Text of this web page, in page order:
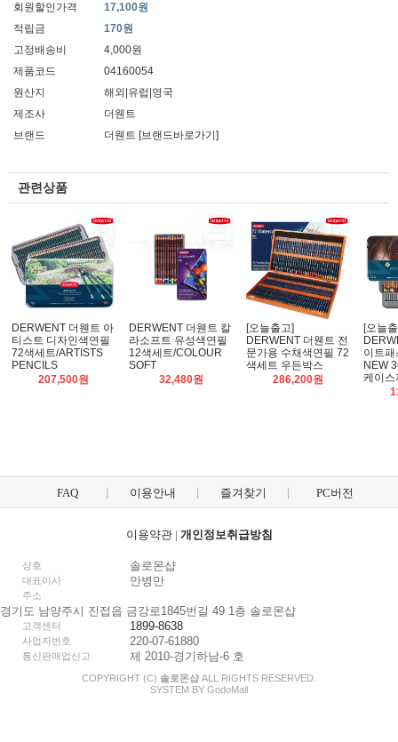
회원할인가격
17,100원
적립금
170원
고정배송비
4,000원
제품코드
04160054
원산지
해외|유럽|영국
제조사
더웬트
브랜드
더웬트 [브랜드바로가기]
관련상품
DERWENT 더웬트 아
티스트 디자인색연필
72색세트/ARTISTS
PENCILS
207,500원
DERWENT 더웬트 칼
라소프트 유성색연필
12색세트/COLOUR
SOFT
32,480원
[오늘출고]
DERWENT 더웬트 전
문가용 수채색연필 72
색세트 우든박스
286,200원
[오늘
이트
NEW
케이스
FAQ 이용안내 즐겨찾기 PC버전
이용약관| 개인정보취급방침
상호 솔로몬샵
대표이사 안병만
주소
경기도 남양주시 진접읍 금강로1845번길 49 1층 솔로몬샵
고객센터 1899-8638
사업자번호 220-07-61880
통신판매업신고 제 2010-경기하남-6 호
COPYRIGHT (C) 솔로몬샵 ALL RIGHTS RESERVED.
SYSTEM BY GodoMall